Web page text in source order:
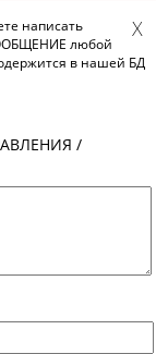
/
ИЗ МИРА
СПИСОК
написать
любой
в нашей БД
/